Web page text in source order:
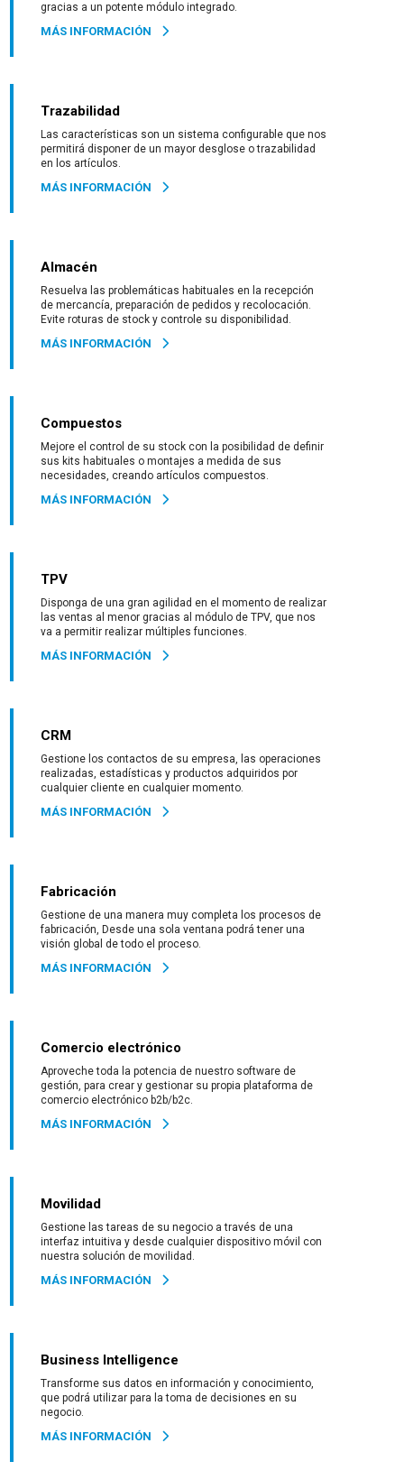
gracias a un potente módulo integrado.
MÁS INFORMACIÓN
Trazabilidad
Las características son un sistema configurable que nos
permitirá disponer de un mayor desglose o trazabilidad
en los artículos.
MÁS INFORMACIÓN
Almacén
Resuelva las problemáticas habituales en la recepción
de mercancía, preparación de pedidos y recolocación.
Evite roturas de stock y controle su disponibilidad.
MÁS INFORMACIÓN
Compuestos
Mejore el control de su stock con la posibilidad de definir
sus kits habituales o montajes a medida de sus
necesidades, creando artículos compuestos.
MÁS INFORMACIÓN
TPV
Disponga de una gran agilidad en el momento de realizar
las ventas al menor gracias al módulo de TPV, que nos
va a permitir realizar múltiples funciones.
MÁS INFORMACIÓN
CRM
Gestione los contactos de su empresa, las operaciones
realizadas, estadísticas y productos adquiridos por
cualquier cliente en cualquier momento.
MÁS INFORMACIÓN
Fabricación
Gestione de una manera muy completa los procesos de
fabricación, Desde una sola ventana podrá tener una
visión global de todo el proceso.
MÁS INFORMACIÓN
Comercio electrónico
Aproveche toda la potencia de nuestro software de
gestión, para crear y gestionar su propia plataforma de
comercio electrónico b2b/b2c.
MÁS INFORMACIÓN
Movilidad
Gestione las tareas de su negocio a través de una
interfaz intuitiva y desde cualquier dispositivo móvil con
nuestra solución de movilidad.
MÁS INFORMACIÓN
Business Intelligence
Transforme sus datos en información y conocimiento,
que podrá utilizar para la toma de decisiones en su
negocio.
MÁS INFORMACIÓN